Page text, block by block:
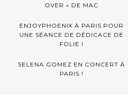
OVER » DE MAC
ENJOYPHOENIX À PARIS POUR
UNE SÉANCE DE DÉDICACE DE
FOLIE !
SELENA GOMEZ EN CONCERT À
PARIS !